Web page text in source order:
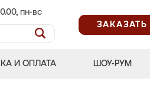
пн-вс
И ОПЛАТА ШОУ-РУМ